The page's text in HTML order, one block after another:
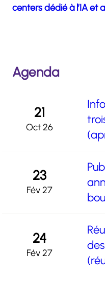
centers dédié à l’IA et
Agenda
21
Oct 26
23
Fév 27
24
Fév 27